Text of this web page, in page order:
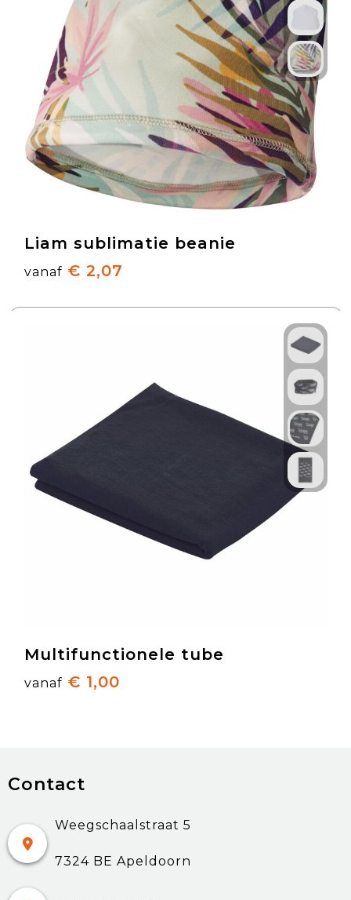
Liam sublimatie beanie
vanaf € 2,07
Multifunctionele tube
vanaf € 1,00
Contact
Weegschaalstraat 5
7324 BE Apeldoorn